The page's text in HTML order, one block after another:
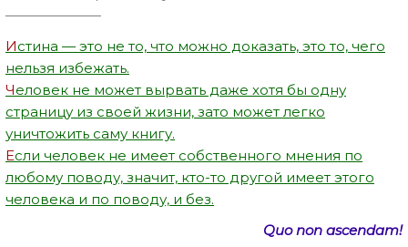
———————
Истина — это не то, что можно доказать, это то, чего
нельзя избежать.
Человек не может вырвать даже хотя бы одну
страницу из своей жизни, зато может легко
уничтожить саму книгу.
Если человек не имеет собственного мнения по
любому поводу, значит, кто-то другой имеет этого
человека и по поводу, и без.
Quo non ascendam!